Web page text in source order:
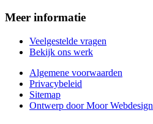
Meer informatie
Veelgestelde vragen
Bekijk ons werk
Algemene voorwaarden
Privacybeleid
Sitemap
Ontwerp door Moor Webdesign